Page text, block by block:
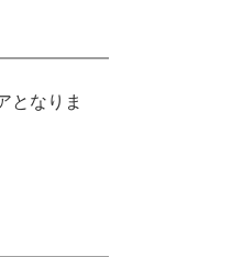
となりま